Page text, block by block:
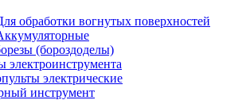
обработки вогнутых поверхностей
(бороздоделы)
электроинструмента
электрические
инструмент